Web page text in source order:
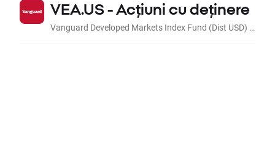
VEA.US - Acțiuni cu deținere
Vanguard Developed Markets Index Fund (Dist USD) CFD